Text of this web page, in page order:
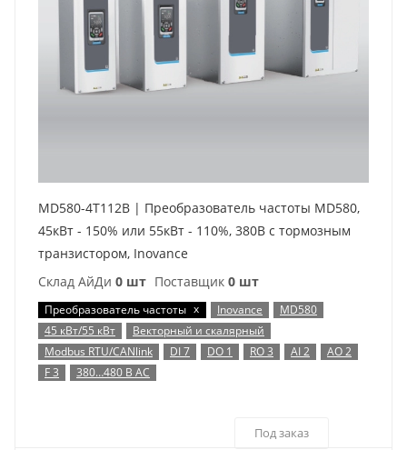
MD580-4T112B | Преобразователь частоты MD580,
45кВт - 150% или 55кВт - 110%, 380В с тормозным
транзистором, Inovance
Склад АйДи 0 шт Поставщик 0 шт
Преобразователь частоты x Inovance
MD580
45 кВт/55 кВт
Векторный и скалярный
Modbus RTU/CANlink
DI 7 DO 1 RO 3 AI 2
AO 2
F 3
380…480 В AC
Под заказ